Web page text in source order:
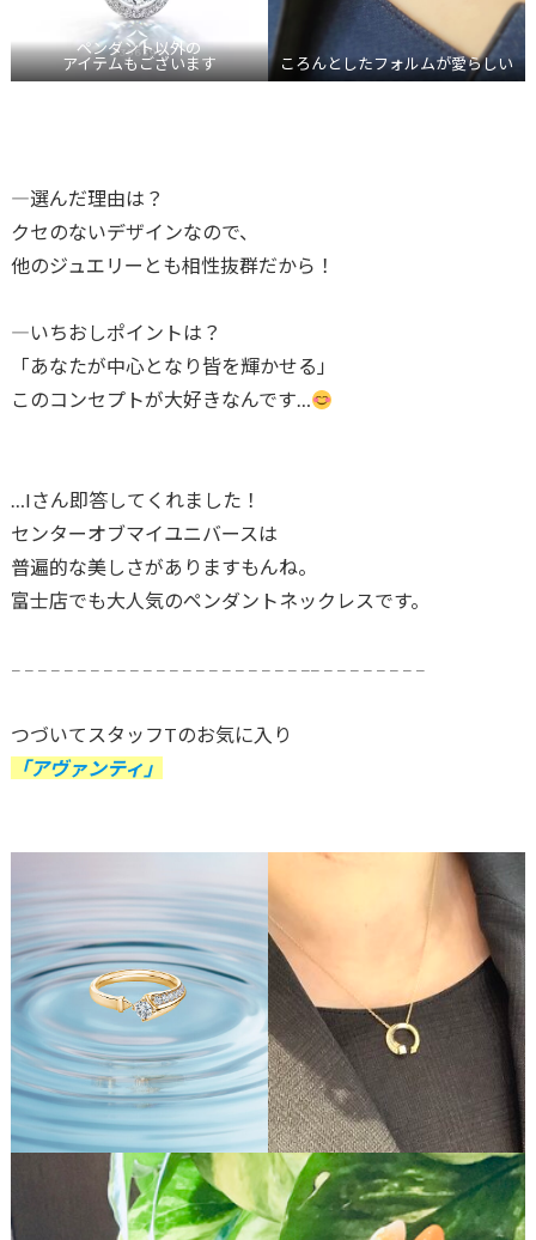
ペンダント以外の
アイテムもございます
ころんとしたフォルムが愛らしい
―選んだ理由は？
クセのないデザインなので、
他のジュエリーとも相性抜群だから！
―いちおしポイントは？
「あなたが中心となり皆を輝かせる」
このコンセプトが大好きなんです…
…Iさん即答してくれました！
センターオブマイユニバースは
普遍的な美しさがありますもんね。
富士店でも大人気のペンダントネックレスです。
𓐄 𓐄 𓐄 𓐄 𓐄 𓐄 𓐄 𓐄 𓐄 𓐄 𓐄 𓐄 𓐄 𓐄 𓐄 𓐄 𓐄 𓐄 𓐄 𓐄 𓐄 𓐄 𓐄𓐄 𓐄 𓐄 𓐄 𓐄 𓐄 𓐄 𓐄 𓐄
つづいてスタッフTのお気に入り
「アヴァンティ」